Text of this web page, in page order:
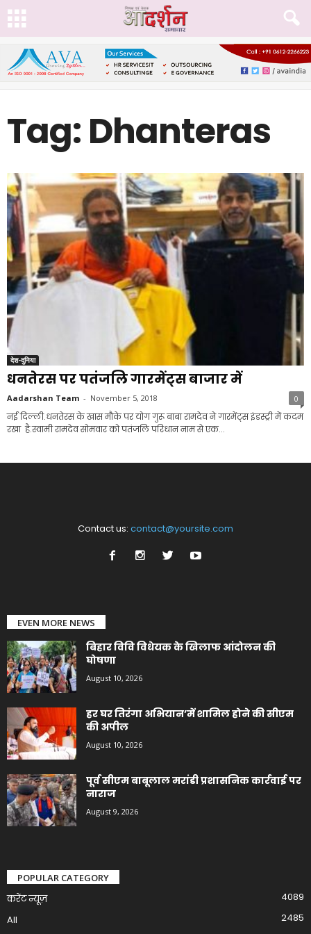
Tag: Dhanteras
देश-दुनिया
धनतेरस पर पतंजलि गारमेंट्स बाजार में
Aadarshan Team - November 5, 2018 0
नई दिल्ली.धनतेरस के खास मौके पर योग गुरू बाबा रामदेव ने गारमेंट्स इंडस्ट्री में कदम
रखा है.स्वामी रामदेव सोमवार को पतंजलि परिधान नाम से एक...
Contact us: contact@yoursite.com
EVEN MORE NEWS
बिहार विवि विधेयक के खिलाफ आंदोलन की
घोषणा
August 10, 2026
हर घर तिरंगा अभियान’में शामिल होने की सीएम
की अपील
August 10, 2026
पूर्व सीएम बाबूलाल मरांडी प्रशासनिक कार्रवाई पर
नाराज
August 9, 2026
POPULAR CATEGORY
करेंट न्यूज़
4089
All
2485